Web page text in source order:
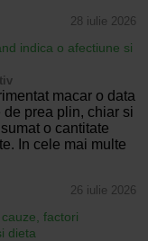
28 iulie 2026
indica o afectiune si
macar o data
prea plin, chiar si
o cantitate
In cele mai multe
26 iulie 2026
factori
dieta